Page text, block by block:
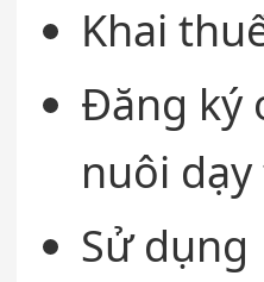
Khai
Đăng ký
nuôi
Sử